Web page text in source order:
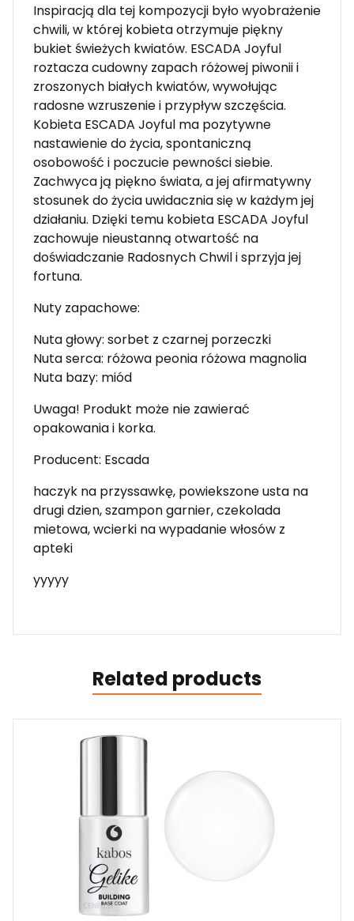
Inspiracją dla tej kompozycji było wyobrażenie
chwili, w której kobieta otrzymuje piękny
bukiet świeżych kwiatów. ESCADA Joyful
roztacza cudowny zapach różowej piwonii i
zroszonych białych kwiatów, wywołując
radosne wzruszenie i przypływ szczęścia.
Kobieta ESCADA Joyful ma pozytywne
nastawienie do życia, spontaniczną
osobowość i poczucie pewności siebie.
Zachwyca ją piękno świata, a jej afirmatywny
stosunek do życia uwidacznia się w każdym jej
działaniu. Dzięki temu kobieta ESCADA Joyful
zachowuje nieustanną otwartość na
doświadczanie Radosnych Chwil i sprzyja jej
fortuna.
Nuty zapachowe:
Nuta głowy: sorbet z czarnej porzeczki
Nuta serca: różowa peonia różowa magnolia
Nuta bazy: miód
Uwaga! Produkt może nie zawierać
opakowania i korka.
Producent: Escada
haczyk na przyssawkę, powiekszone usta na
drugi dzien, szampon garnier, czekolada
mietowa, wcierki na wypadanie włosów z
apteki
yyyyy
Related products